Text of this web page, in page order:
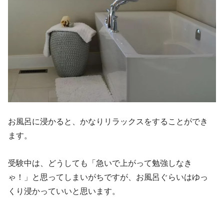
お風呂に浸かると、かなりリラックスをすることができ
ます。
受験中は、どうしても「急いで上がって勉強しなき
ゃ！」と思ってしまいがちですが、お風呂ぐらいはゆっ
くり浸かっていいと思います。